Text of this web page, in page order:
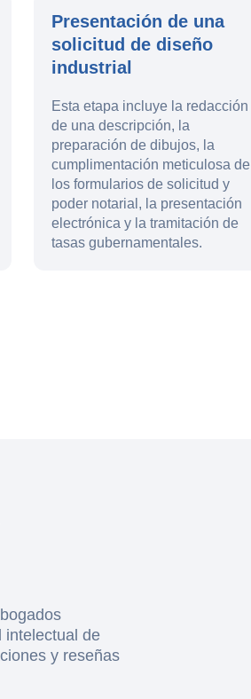
Presentación de una
solicitud de diseño
industrial
Esta etapa incluye la redacción
de una descripción, la
preparación de dibujos, la
cumplimentación meticulosa de
los formularios de solicitud y
poder notarial, la presentación
electrónica y la tramitación de
tasas gubernamentales.
intelectual de
y reseñas